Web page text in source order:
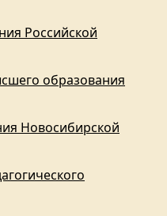
Российской
образования
Новосибирской